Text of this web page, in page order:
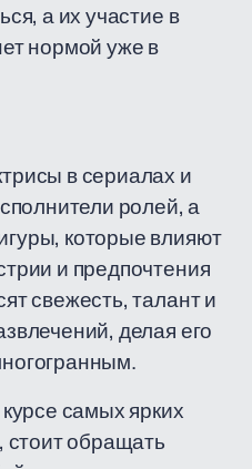
а их участие в
нормой уже в
в сериалах и
ролей, а
которые влияют
и предпочтения
свежесть, талант и
делая его
самых ярких
стоит обращать